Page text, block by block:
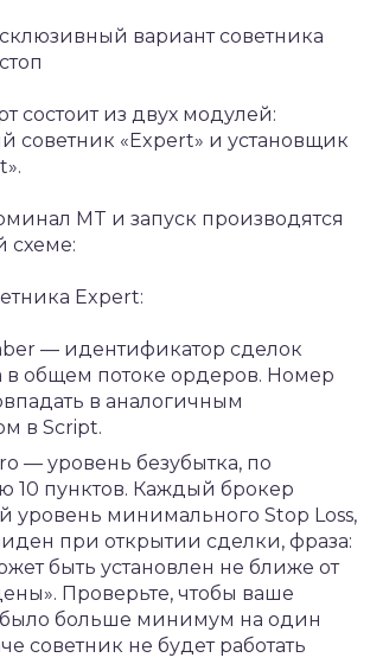
вариант советника
состоит из двух модулей:
советник «Expert» и установщик
MT и запуск производятся
схеме:
Expert:
— идентификатор сделок
в общем потоке ордеров. Номер
в аналогичным
в Script.
— уровень безубытка, по
10 пунктов. Каждый брокер
уровень минимального Stop Loss,
при открытии сделки, фраза:
быть установлен не ближе от
Проверьте, чтобы ваше
больше минимум на один
советник не будет работать